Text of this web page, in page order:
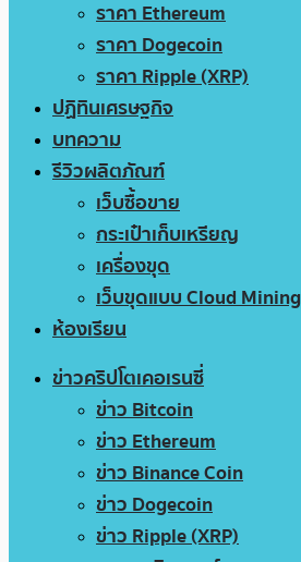
ราคา Ethereum
ราคา Dogecoin
ราคา Ripple (XRP)
ปฏิทินเศรษฐกิจ
บทความ
รีวิวผลิตภัณฑ์
เว็บซื้อขาย
กระเป๋าเก็บเหรียญ
เครื่องขุด
เว็บขุดแบบ Cloud Mining
ห้องเรียน
ข่าวคริปโตเคอเรนซี่
ข่าว Bitcoin
ข่าว Ethereum
ข่าว Binance Coin
ข่าว Dogecoin
ข่าว Ripple (XRP)